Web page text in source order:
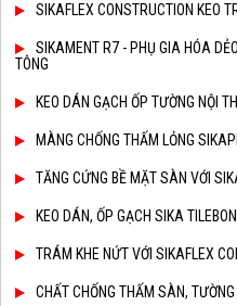
SIKAFLEX CONSTRUCTION KEO
SIKAMENT R7 - PHỤ GIA HÓA
TÔNG
KEO DÁN GẠCH ỐP TƯỜNG NỘI
MÀNG CHỐNG THẤM LỎNG
TĂNG CỨNG BỀ MẶT SÀN VỚI
KEO DÁN, ỐP GẠCH SIKA
TRÁM KHE NỨT VỚI SIKAFLEX
CHẤT CHỐNG THẤM SÀN,